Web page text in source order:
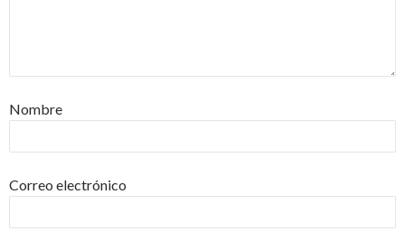
Nombre
Correo electrónico